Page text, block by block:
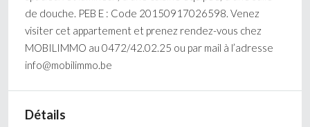
de douche. PEB E : Code 20150917026598. Venez
visiter cet appartement et prenez rendez-vous chez
MOBILIMMO au 0472/42.02.25 ou par mail à l’adresse
info@mobilimmo.be
Détails